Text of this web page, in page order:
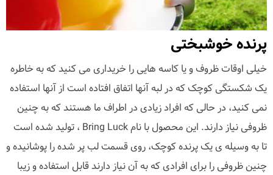
پرنده خوشبختی
خیلی اوقات ظروف و یا کاسه هایی را خریداری می کنید که به خاطره
یک شکستگی کوچک که در لبه آنها اتفاق افتاده است از آنها استفاده
نمی کنید، در حالی که افراد زیادی در اطراف ما هستند که به چنین
ظروفی نیاز دارند. این محصول با نام Bring Luck ، تولید شده است
تا به وسیله ی یک پرنده کوچک، روی قسمت لب پر شده را پوشانیده و
چنین ظروفی را برای افرادی که به آن نیاز دارند قابل استفاده و زیبا